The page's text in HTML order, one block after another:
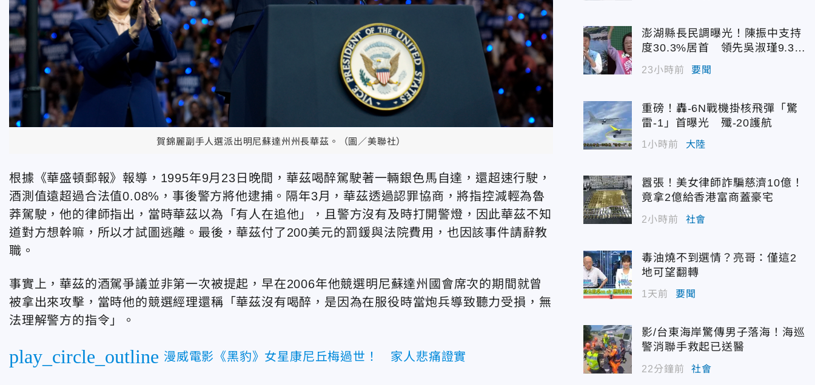
賀錦麗副手人選派出明尼蘇達州州長華茲。（圖／美聯社）
根據《華盛頓郵報》報導，1995年9月23日晚間，華茲喝醉駕駛著一輛銀色馬自達，還超速行駛，
酒測值遠超過合法值0.08%，事後警方將他逮捕。隔年3月，華茲透過認罪協商，將指控減輕為魯
莽駕駛，他的律師指出，當時華茲以為「有人在追他」，且警方沒有及時打開警燈，因此華茲不知
道對方想幹嘛，所以才試圖逃離。最後，華茲付了200美元的罰鍰與法院費用，也因該事件請辭教
職。
事實上，華茲的酒駕爭議並非第一次被提起，早在2006年他競選明尼蘇達州國會席次的期間就曾
被拿出來攻擊，當時他的競選經理還稱「華茲沒有喝醉，是因為在服役時當炮兵導致聽力受損，無
法理解警方的指令」。
play_circle_outline 漫威電影《黑豹》女星康尼丘梅過世！ 家人悲痛證實
澎湖縣長民調曝光！陳振中支持
度30.3%居首 領先吳淑瑾9.3個
百分點
23小時前 要聞
重磅！轟-6N戰機掛核飛彈「驚
雷-1」首曝光 殲-20護航
1小時前 大陸
囂張！美女律師詐騙慈濟10億！
竟拿2億給香港富商蓋豪宅
2小時前 社會
毒油燒不到選情？亮哥：僅這2
地可望翻轉
1天前 要聞
影/台東海岸驚傳男子落海！海巡
警消聯手救起已送醫
22分鐘前 社會